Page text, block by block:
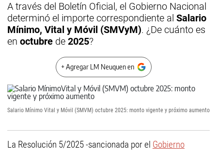
A través del Boletín Oficial, el Gobierno Nacional
determinó el importe correspondiente al Salario
Mínimo, Vital y Móvil (SMVyM). ¿De cuánto es
en octubre de 2025?
+ Agregar LM Neuquen en
Salario Mínimo Vital y Móvil (SMVM) octubre 2025: monto vigente y próximo aumento
La Resolución 5/2025 -sancionada por el Gobierno